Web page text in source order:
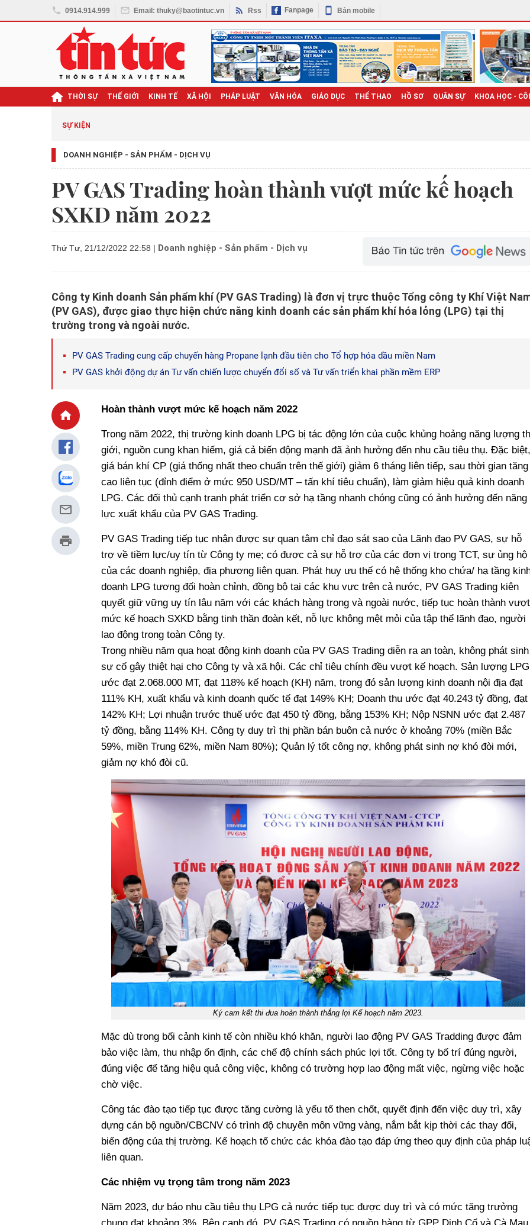
0914.914.999 Email: thuky@baotintuc.vn Rss Fanpage Bản mobile
THỜI SỰ THẾ GIỚI KINH TẾ XÃ HỘI PHÁP LUẬT VĂN HÓA GIÁO DỤC THỂ THAO HỒ SƠ QUÂN SỰ KHOA HỌC -
SỰ KIỆN
DOANH NGHIỆP - SẢN PHẨM - DỊCH VỤ
PV GAS Trading hoàn thành vượt mức kế hoạch
SXKD năm 2022
Thứ Tư, 21/12/2022 22:58 | Doanh nghiệp - Sản phẩm - Dịch vụ
Công ty Kinh doanh Sản phẩm khí (PV GAS Trading) là đơn vị trực thuộc Tổng công ty Khí Việt
(PV GAS), được giao thực hiện chức năng kinh doanh các sản phẩm khí hóa lỏng (LPG) tại thị
trường trong và ngoài nước.
PV GAS Trading cung cấp chuyến hàng Propane lạnh đầu tiên cho Tổ hợp hóa dầu miền Nam
PV GAS khởi động dự án Tư vấn chiến lược chuyển đổi số và Tư vấn triển khai phần mềm ERP
Hoàn thành vượt mức kế hoạch năm 2022
Trong năm 2022, thị trường kinh doanh LPG bị tác động lớn của cuộc khủng hoảng năng lượng
giới, nguồn cung khan hiếm, giá cả biến động mạnh đã ảnh hưởng đến nhu cầu tiêu thụ. Đặc biệt,
giá bán khí CP (giá thống nhất theo chuẩn trên thế giới) giảm 6 tháng liên tiếp, sau thời gian tăng
cao liên tục (đỉnh điểm ở mức 950 USD/MT – tấn khí tiêu chuẩn), làm giảm hiệu quả kinh doanh
LPG. Các đối thủ cạnh tranh phát triển cơ sở hạ tầng nhanh chóng cũng có ảnh hưởng đến năng
lực xuất khẩu của PV GAS Trading.
PV GAS Trading tiếp tục nhận được sự quan tâm chỉ đạo sát sao của Lãnh đạo PV GAS, sự hỗ
trợ về tiềm lực/uy tín từ Công ty mẹ; có được cả sự hỗ trợ của các đơn vị trong TCT, sự ủng hộ
của các doanh nghiệp, địa phương liên quan. Phát huy ưu thế có hệ thống kho chứa/ hạ tầng
doanh LPG tương đối hoàn chỉnh, đồng bộ tại các khu vực trên cả nước, PV GAS Trading kiên
quyết giữ vững uy tín lâu năm với các khách hàng trong và ngoài nước, tiếp tục hoàn thành vượt
mức kế hoạch SXKD bằng tinh thần đoàn kết, nỗ lực không mệt mỏi của tập thể lãnh đạo, người
lao động trong toàn Công ty.
Trong nhiều năm qua hoạt động kinh doanh của PV GAS Trading diễn ra an toàn, không phát sinh
sự cố gây thiệt hại cho Công ty và xã hội. Các chỉ tiêu chính đều vượt kế hoạch. Sản lượng LPG
ước đạt 2.068.000 MT, đạt 118% kế hoạch (KH) năm, trong đó sản lượng kinh doanh nội địa đạt
111% KH, xuất khẩu và kinh doanh quốc tế đạt 149% KH; Doanh thu ước đạt 40.243 tỷ đồng, đạt
142% KH; Lợi nhuận trước thuế ước đạt 450 tỷ đồng, bằng 153% KH; Nộp NSNN ước đạt 2.487
tỷ đồng, bằng 114% KH. Công ty duy trì thị phần bán buôn cả nước ở khoảng 70% (miền Bắc
59%, miền Trung 62%, miền Nam 80%); Quản lý tốt công nợ, không phát sinh nợ khó đòi mới,
giảm nợ khó đòi cũ.
Ký cam kết thi đua hoàn thành thắng lợi Kế hoạch năm 2023.
Mặc dù trong bối cảnh kinh tế còn nhiều khó khăn, người lao động PV GAS Tradding được đảm
bảo việc làm, thu nhập ổn định, các chế độ chính sách phúc lợi tốt. Công ty bố trí đúng người,
đúng việc để tăng hiệu quả công việc, không có trường hợp lao động mất việc, ngừng việc hoặc
chờ việc.
Công tác đào tạo tiếp tục được tăng cường là yếu tố then chốt, quyết định đến việc duy trì, xây
dựng cán bộ nguồn/CBCNV có trình độ chuyên môn vững vàng, nắm bắt kịp thời các thay đổi,
biến động của thị trường. Kế hoạch tổ chức các khóa đào tạo đáp ứng theo quy định của pháp
liên quan.
Các nhiệm vụ trọng tâm trong năm 2023
Năm 2023, dự báo nhu cầu tiêu thụ LPG cả nước tiếp tục được duy trì và có mức tăng trưởng